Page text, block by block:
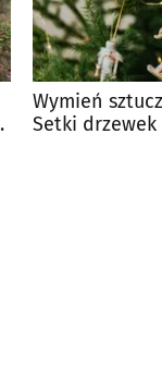
Wymień
Setki